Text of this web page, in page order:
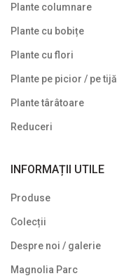
Plante columnare
Plante cu bobițe
Plante cu flori
Plante pe picior / pe tijă
Plante târâtoare
Reduceri
INFORMAȚII UTILE
Produse
Colecții
Despre noi / galerie
Magnolia Parc